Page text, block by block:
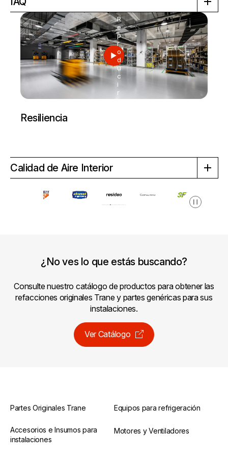
R
e
p
r
o
d
u
c
i
r
Resiliencia
Calidad de Aire Interior
Pausa
¿No ves lo que estás buscando?
Consulte nuestro catálogo de productos para obtener las
refacciones originales Trane y partes genéricas para sus
instalaciones.
Ver Catálogo
Partes Originales Trane Equipos para refrigeración
Accesorios e Insumos para
instalaciones
Motores y Ventiladores